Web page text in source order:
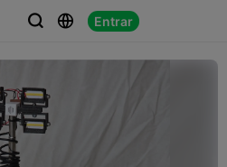
  Entrar
 